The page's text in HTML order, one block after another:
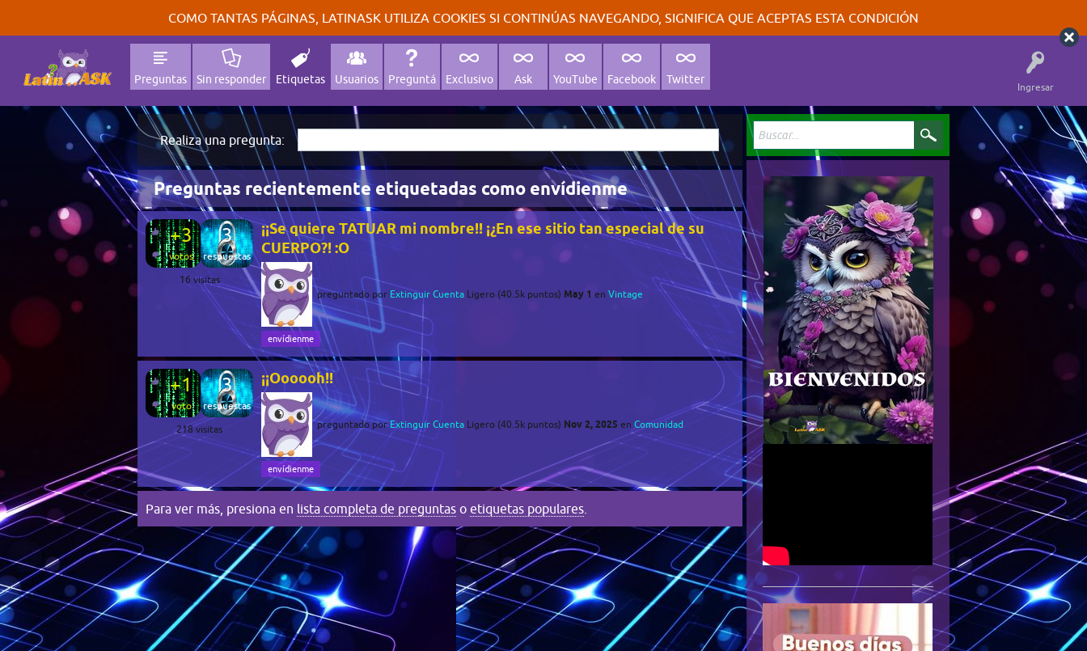
COMO TANTAS PÁGINAS, LATINASK UTILIZA COOKIES SI CONTINÚAS NAVEGANDO, SIGNIFICA QUE ACEPTAS ESTA CONDICIÓN
Ingresar
Preguntas Sin responder Etiquetas Usuarios Preguntá Exclusivo Ask YouTube Facebook Twitter
Realiza una pregunta:
Preguntas recientemente etiquetadas como envídienme
+3
votos
3
respuestas
16 visitas
¡¡Se quiere TATUAR mi nombre!! ¡¿En ese sitio tan especial de su
CUERPO?! :O
preguntado por Extinguir Cuenta Ligero (40.5k puntos) May 1 en Vintage
envídienme
+1
voto
3
respuestas
218visitas
¡¡Oooooh!!
preguntado porExtinguir Cuenta Ligero (40.5k puntos) Nov 2, 2025 en Comunidad
envídienme
Para ver más, presiona en lista completa de preguntas o etiquetas populares